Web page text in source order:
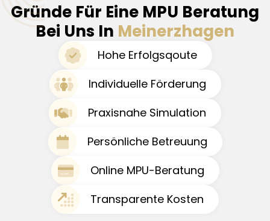
Gründe Für Eine MPU Beratung
Bei Uns In Meinerzhagen
Hohe Erfolgsqoute
Individuelle Förderung
Praxisnahe Simulation
Persönliche Betreuung
Online MPU-Beratung
Transparente Kosten